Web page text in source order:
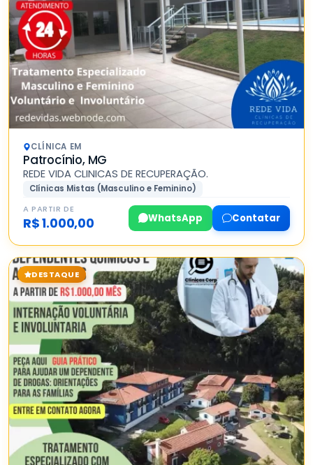
CLÍNICA EM
Patrocínio, MG
REDE VIDA CLINICAS DE RECUPERAÇÃO.
Clínicas Mistas (Masculino e Feminino)
A PARTIR DE
R$ 1.000,00 WhatsApp Contatar
DESTAQUE